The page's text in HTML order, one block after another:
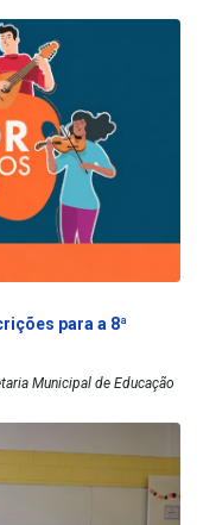
para a 8ª
Municipal de Educação